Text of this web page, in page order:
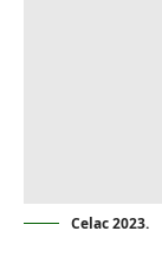
Celac 2023.